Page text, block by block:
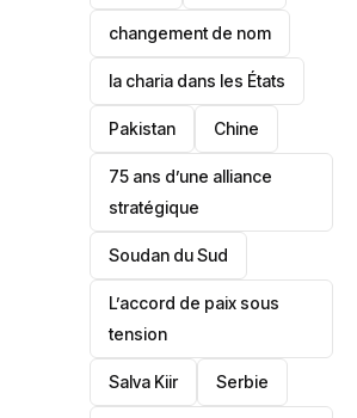
changement de nom
la charia dans les États
‎Pakistan Chine
75 ans d’une alliance
stratégique
‎Soudan du Sud
L’accord de paix sous
tension
Salva Kiir ‎Serbie